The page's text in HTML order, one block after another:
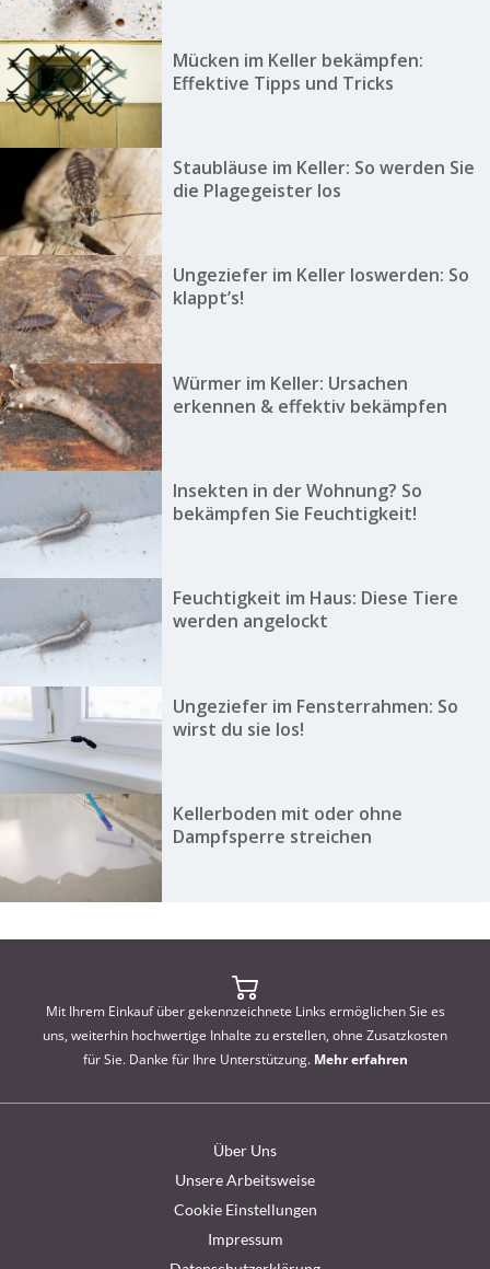
Mücken im Keller bekämpfen:
Effektive Tipps und Tricks
Staubläuse im Keller: So werden Sie
die Plagegeister los
Ungeziefer im Keller loswerden: So
klappt’s!
Würmer im Keller: Ursachen
erkennen & effektiv bekämpfen
Insekten in der Wohnung? So
bekämpfen Sie Feuchtigkeit!
Feuchtigkeit im Haus: Diese Tiere
werden angelockt
Ungeziefer im Fensterrahmen: So
wirst du sie los!
Kellerboden mit oder ohne
Dampfsperre streichen
Mit Ihrem Einkauf über gekennzeichnete Links ermöglichen Sie es
uns, weiterhin hochwertige Inhalte zu erstellen, ohne Zusatzkosten
für Sie. Danke für Ihre Unterstützung. Mehr erfahren
Über Uns
Unsere Arbeitsweise
Cookie Einstellungen
Impressum